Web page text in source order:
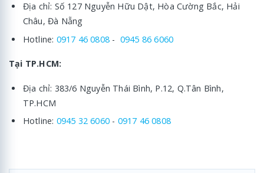
Địa chỉ: Số 127 Nguyễn Hữu Dật, Hòa Cường Bắc, Hải
Châu, Đà Nẵng
Hotline: 0917 46 0808 - 0945 86 6060
Tại TP.HCM:
Địa chỉ: 383/6 Nguyễn Thái Bình, P.12, Q.Tân Bình,
TP.HCM
Hotline: 0945 32 6060 - 0917 46 0808